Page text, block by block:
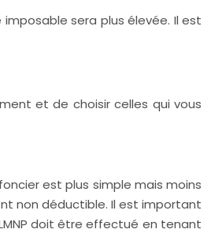
sera plus élevée. Il est
et de choisir celles qui vous
est plus simple mais moins
non déductible. Il est important
doit être effectué en tenant